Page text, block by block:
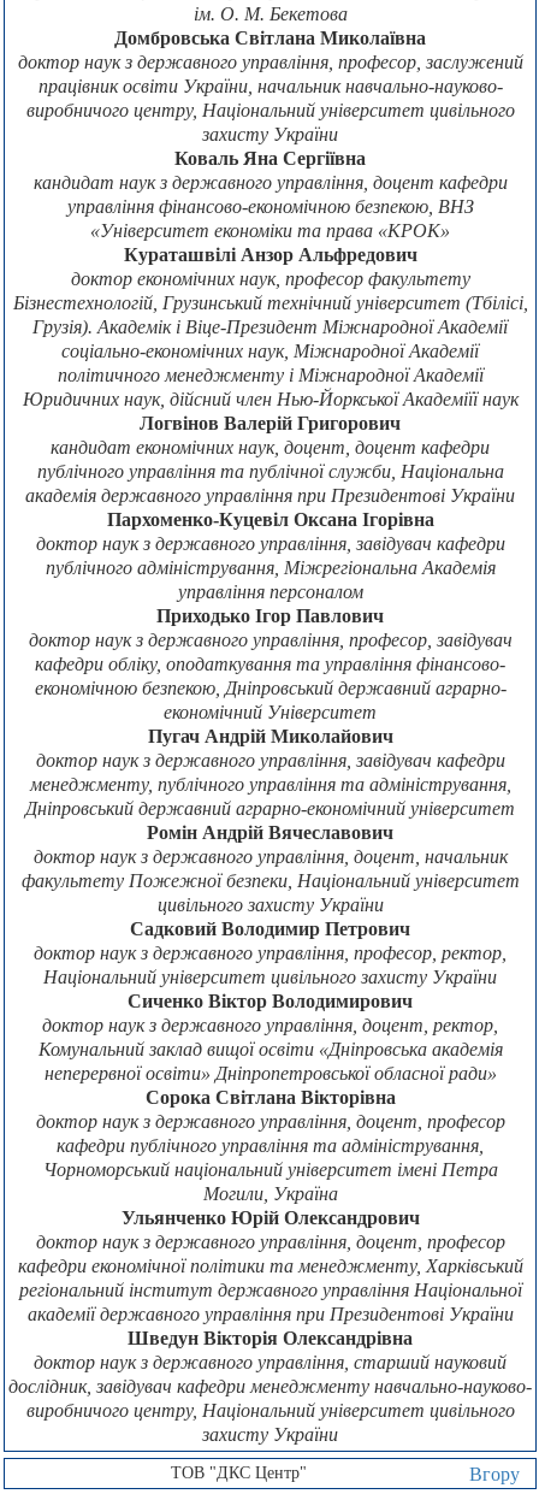
ім. О. М. Бекетова
Домбровська Світлана Миколаївна
доктор наук з державного управління, професор, заслужений
працівник освіти України, начальник навчально-науково-
виробничого центру, Національний університет цивільного
захисту України
Коваль Яна Сергіївна
кандидат наук з державного управління, доцент кафедри
управління фінансово-економічною безпекою, ВНЗ
«Університет економіки та права «КРОК»
Кураташвілі Анзор Альфредович
доктор економічних наук, професор факультету
Бізнестехнологій, Грузинський технічний університет (Тбілісі,
Грузія). Академік і Віце-Президент Міжнародної Академії
соціально-економічних наук, Міжнародної Академії
політичного менеджменту і Міжнародної Академії
Юридичних наук, дійсний член Нью-Йоркської Академіїї наук
Логвінов Валерій Григорович
кандидат економічних наук, доцент, доцент кафедри
публічного управління та публічної служби, Національна
академія державного управління при Президентові України
Пархоменко-Куцевіл Оксана Ігорівна
доктор наук з державного управління, завідувач кафедри
публічного адміністрування, Міжрегіональна Академія
управління персоналом
Приходько Ігор Павлович
доктор наук з державного управління, професор, завідувач
кафедри обліку, оподаткування та управління фінансово-
економічною безпекою, Дніпровський державний аграрно-
економічний Університет
Пугач Андрій Миколайович
доктор наук з державного управління, завідувач кафедри
менеджменту, публічного управління та адміністрування,
Дніпровський державний аграрно-економічний університет
Ромін Андрій Вячеславович
доктор наук з державного управління, доцент, начальник
факультету Пожежної безпеки, Національний університет
цивільного захисту України
Садковий Володимир Петрович
доктор наук з державного управління, професор, ректор,
Національний університет цивільного захисту України
Сиченко Віктор Володимирович
доктор наук з державного управління, доцент, ректор,
Комунальний заклад вищої освіти «Дніпровська академія
неперервної освіти» Дніпропетровської обласної ради»
Сорока Світлана Вікторівна
доктор наук з державного управління, доцент, професор
кафедри публічного управління та адміністрування,
Чорноморський національний університет імені Петра
Могили, Україна
Ульянченко Юрій Олександрович
доктор наук з державного управління, доцент, професор
кафедри економічної політики та менеджменту, Харківський
регіональний інститут державного управління Національної
академії державного управління при Президентові України
Шведун Вікторія Олександрівна
доктор наук з державного управління, старший науковий
дослідник, завідувач кафедри менеджменту навчально-науково-
виробничого центру, Національний університет цивільного
захисту України
Вгору
ТОВ "ДКС Центр"